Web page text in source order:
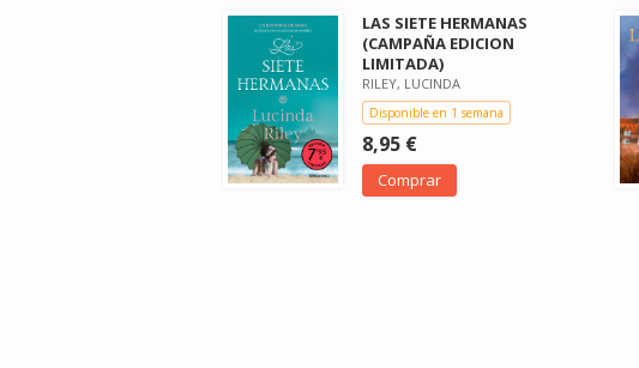
LAS SIETE HERMANAS
(CAMPAÑA EDICION
LIMITADA)
RILEY, LUCINDA
Disponible en 1 semana
8,95 €
Comprar